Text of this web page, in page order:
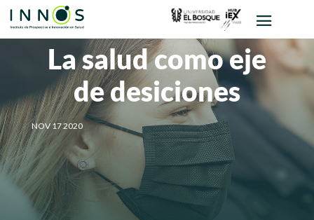
La salud como eje
de desiciones
NOV 17 2020